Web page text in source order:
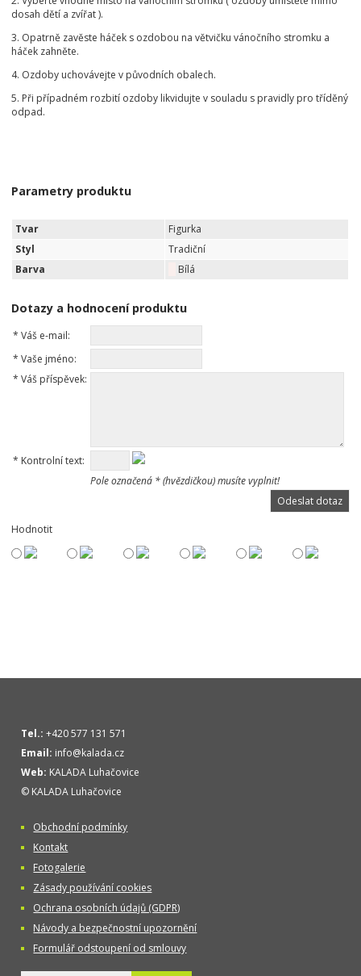
dosah dětí a zvířat ).
3. Opatrně zavěste háček s ozdobou na větvičku vánočního stromku a
háček zahněte.
4. Ozdoby uchovávejte v původních obalech.
5. Při případném rozbití ozdoby likvidujte v souladu s pravidly pro tříděný
odpad.
Parametry produktu
Tvar
Figurka
Styl
Tradiční
Barva
Bílá
Dotazy a hodnocení produktu
* Váš e-mail:
* Vaše jméno:
* Váš příspěvek:
* Kontrolní text:
Pole označená * (hvězdičkou) musíte vyplnit!
Hodnotit
Tel.: +420 577 131 571
Email: info@kalada.cz
Web: KALADA Luhačovice
© KALADA Luhačovice
Obchodní podmínky
Kontakt
Fotogalerie
Zásady používání cookies
Ochrana osobních údajů (GDPR)
Návody a bezpečnostní upozornění
Formulář odstoupení od smlouvy